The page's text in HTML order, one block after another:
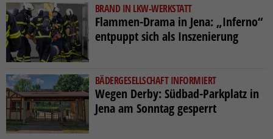
BRAND IN LKW-WERKSTATT
Flammen-Drama in Jena: „Inferno“
entpuppt sich als Inszenierung
BÄDERGESELLSCHAFT INFORMIERT
Wegen Derby: Südbad-Parkplatz in
Jena am Sonntag gesperrt